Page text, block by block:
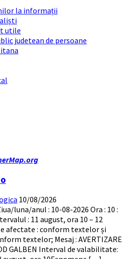
la informații
utile
judetean de persoane
10/08/2026
luna/anul : 10-08-2026 Ora : 10 :
: 11 august, ora 10 – 12
afectate : conform textelor și
textelor; Mesaj : AVERTIZARE
GALBEN Interval de valabilitate: